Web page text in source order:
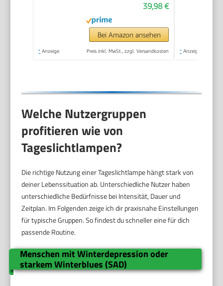
flimmer- und UV-freie
LED-Technologie,
Tageslichtleuchte mit
verstellbarer
39,98 €
Bei Amazon ansehen
* Anzeige Preis inkl. MwSt., zzgl. Versandkosten * Anzeige
Welche Nutzergruppen
profitieren wie von
Tageslichtlampen?
Die richtige Nutzung einer Tageslichtlampe hängt stark von
deiner Lebenssituation ab. Unterschiedliche Nutzer haben
unterschiedliche Bedürfnisse bei Intensität, Dauer und
Zeitplan. Im Folgenden zeige ich dir praxisnahe Einstellungen
für typische Gruppen. So findest du schneller eine für dich
passende Routine.
Menschen mit Winterdepression oder
starkem Winterblues (SAD)